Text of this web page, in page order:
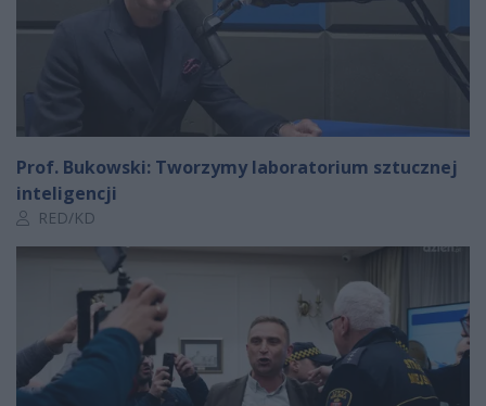
Prof. Bukowski: Tworzymy laboratorium sztucznej
inteligencji
Autor artykułu:
RED/KD